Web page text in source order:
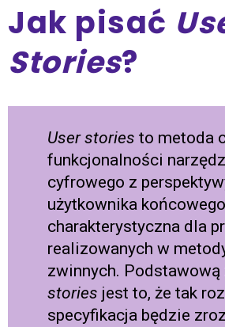
Jak pisać
Stories?
User stories to metoda
funkcjonalności
cyfrowego z
użytkownika
charakterystyczna dla
realizowanych w
zwinnych. Podstawową
stories jest to, że tak
specyfikacja będzie